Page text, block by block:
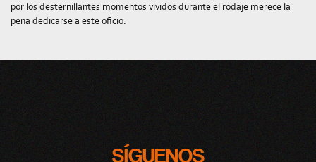
por los desternillantes momentos vividos durante el rodaje merece la
pena dedicarse a este oficio.
SÍGUENOS